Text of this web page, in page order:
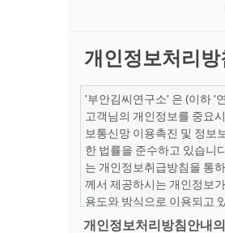
개인정보처리방
개인정보처리방침안내